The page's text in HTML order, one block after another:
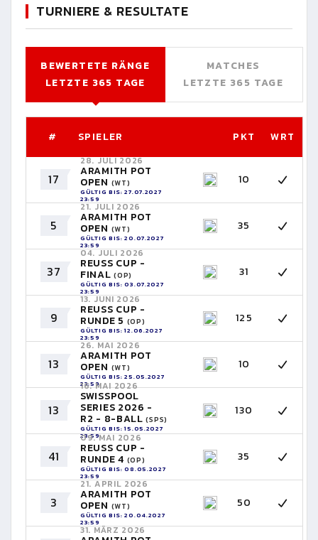
TURNIERE & RESULTATE
BEWERTETE RÄNGE
LETZTE 365 TAGE
MATCHES
LETZTE 365 TAGE
# SPIELER PKT WRT
17
28. JULI 2026
ARAMITH POT
OPEN (WT)
GÜLTIG BIS: 27.07.2027
23:59
10
5
21. JULI 2026
ARAMITH POT
OPEN (WT)
GÜLTIG BIS: 20.07.2027
23:59
35
37
04. JULI 2026
REUSS CUP -
FINAL(OP)
GÜLTIG BIS: 03.07.2027
23:59
31
9
13. JUNI 2026
REUSS CUP -
RUNDE 5 (OP)
GÜLTIG BIS: 12.06.2027
23:59
125
13
26. MAI 2026
ARAMITH POT
OPEN (WT)
GÜLTIG BIS: 25.05.2027
23:59
10
13
16. MAI 2026
SWISSPOOL
SERIES 2026 -
R2 - 8-BALL(SPS)
GÜLTIG BIS: 15.05.2027
23:59
130
41
09. MAI 2026
REUSS CUP -
RUNDE 4 (OP)
GÜLTIG BIS: 08.05.2027
23:59
35
3
21. APRIL 2026
ARAMITH POT
OPEN (WT)
GÜLTIG BIS: 20.04.2027
23:59
50
31. MÄRZ 2026